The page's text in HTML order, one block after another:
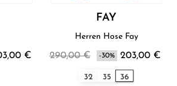
€
FAY
Herren Hose Fay
290,00 € -30% 203,00 €
32 35 36